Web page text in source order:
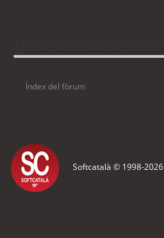
Índex del fòrum
Softcatalà © 1998-2026